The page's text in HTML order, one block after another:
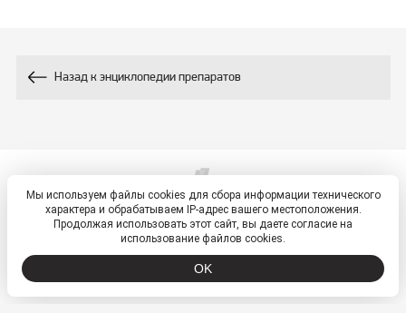
Назад к энциклопедии препаратов
© 2026, ETM - портал
Политика обработки персональных данных
ООО «ВТФ» ОГРН 1027700549942 ИНН 7701250210
Мы используем файлы cookies для сбора информации технического
характера и обрабатываем IP-адрес вашего местоположения.
Продолжая использовать этот сайт, вы даете согласие на
использование файлов cookies.
OK